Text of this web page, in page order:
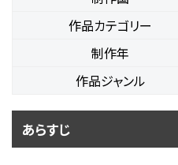
作品カテゴリー
制作年
作品ジャンル
あらすじ